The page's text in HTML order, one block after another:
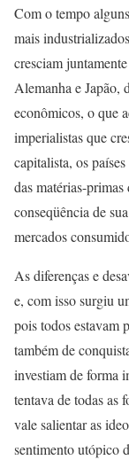
Com o tempo
mais
cresciam
Alemanha e Japão,
econômicos, o que
imperialistas que
capitalista, os
das matérias-
conseqüência de
mercados
As diferenças e
e, com isso surgiu
pois todos estavam
também de
investiam de forma
tentava de todas as
vale salientar as
sentimento utópico